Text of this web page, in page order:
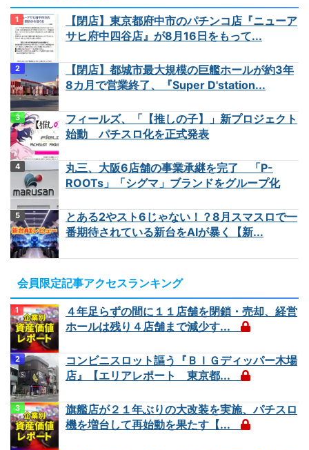
【閉店】東京都府中市のパチンコ店『ニューア
サヒ府中四谷店』が8月16日をもって...
【閉店】都城市最大規模の巨艦ホールが約3年
8カ月で営業終了、『Super D'station...
フィールズ、「【推しの子】」新プロジェクト
始動 パチスロ化を正式発表
丸三、大阪6店舗の事業承継を完了 「P-
ROOTs」「シグマ」ブランドをグループ化
とある2やスト6じゃない！？8月スマスロで一
番期待されている新台をAIが暴く【新...
会員限定記事アクセスランキング
４年足らずの間に１１店舗を閉鎖・売却、経営
ホールは残り４店舗まで減少す...
コンビニスロット謳う『ＢＩＧディッパー木場
店』【エリアレポート 東京都...
旗艦店が２１年ぶりの大改装を実施、パチスロ
機を増台して再始動を果たす【...